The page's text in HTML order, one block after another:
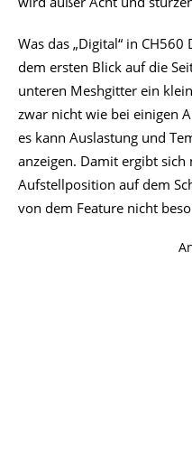
Was das „Digital“ in
dem ersten Blick auf die
unteren Meshgitter ein
zwar nicht wie bei einigen
es kann Auslastung und
anzeigen. Damit ergibt
Aufstellposition auf dem
von dem Feature nicht